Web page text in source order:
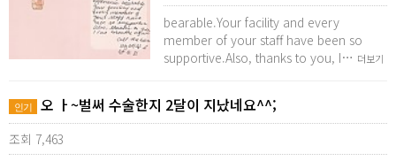
bearable.Your facility and every
member of your staff have been so
supportive.Also, thanks to you, I… 더보기
인기 오 ㅏ~벌써 수술한지 2달이 지났네요^^;
조회 7,463